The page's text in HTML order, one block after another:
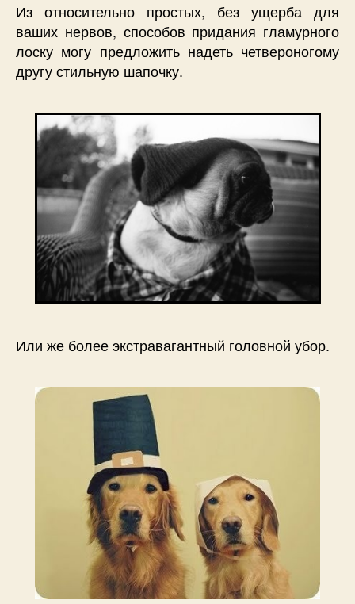
Из относительно простых, без ущерба для
ваших нервов, способов придания гламурного
лоску могу предложить надеть четвероногому
другу стильную шапочку.
Или же более экстравагантный головной убор.